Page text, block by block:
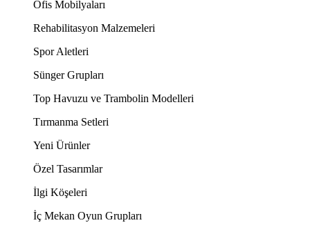
Ofis Mobilyaları
Rehabilitasyon Malzemeleri
Spor Aletleri
Sünger Grupları
Top Havuzu ve Trambolin Modelleri
Tırmanma Setleri
Yeni Ürünler
Özel Tasarımlar
İlgi Köşeleri
İç Mekan Oyun Grupları